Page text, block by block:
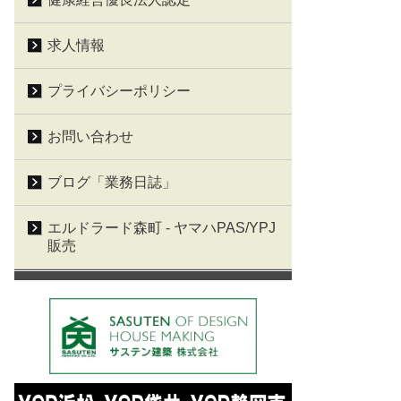
求人情報
プライバシーポリシー
お問い合わせ
ブログ「業務日誌」
エルドラード森町 - ヤマハPAS/YPJ
販売